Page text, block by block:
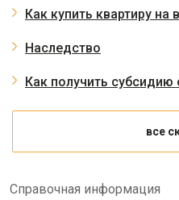
Как купить квартиру на
Наследство
Как получить субсидию
все
Справочная информация